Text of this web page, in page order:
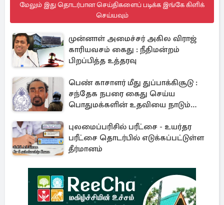
மேலும் இது தொடர்பான செய்திகளைப் படிக்க இங்கே கிளிக்
செய்யவும்
முன்னாள் அமைச்சர் அகில விராஜ்
காரியவசம் கைது : நீதிமன்றம்
பிறப்பித்த உத்தரவு
பெண் காசாளர் மீது துப்பாக்கிசூடு :
சந்தேக நபரை கைது செய்ய
பொதுமக்களின் உதவியை நாடும்
புலமைப்பரிசில் பரீட்சை - உயர்தர
பரீட்சை தொடர்பில் எடுக்கப்பட்டுள்ள
தீர்மானம்